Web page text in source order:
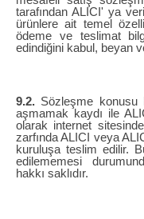
tarafından ALICI' ya
ürünlere ait temel
ödeme ve teslimat
edindiğini kabul, beyan
9.2. Sözleşme
aşmamak kaydı ile
olarak internet
zarfında ALICI veya
kuruluşa teslim edilir.
edilememesi
hakkı saklıdır.